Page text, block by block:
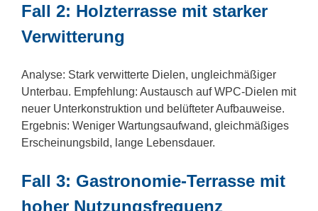
Fall 2: Holzterrasse mit starker
Verwitterung
Analyse: Stark verwitterte Dielen, ungleichmäßiger
Unterbau. Empfehlung: Austausch auf WPC-Dielen mit
neuer Unterkonstruktion und belüfteter Aufbauweise.
Ergebnis: Weniger Wartungsaufwand, gleichmäßiges
Erscheinungsbild, lange Lebensdauer.
Fall 3: Gastronomie-Terrasse mit
hoher Nutzungsfrequenz